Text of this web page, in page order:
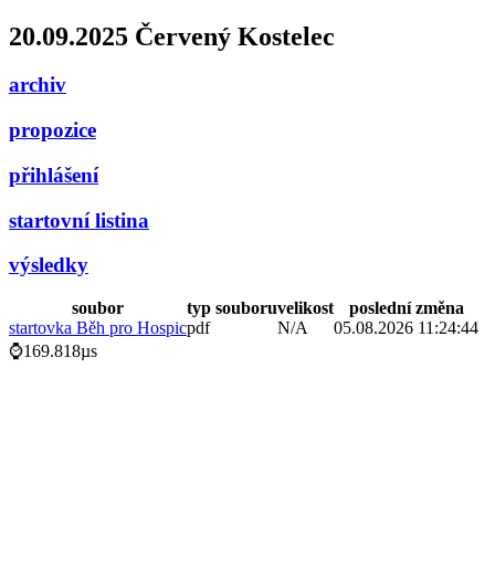
20.09.2025 Červený Kostelec
archiv
propozice
přihlášení
startovní listina
výsledky
soubor typ souboruvelikost
poslední změna
startovka Běh pro Hospicpdf N/A
05.08.2026 11:24:44
⌚169.818µs